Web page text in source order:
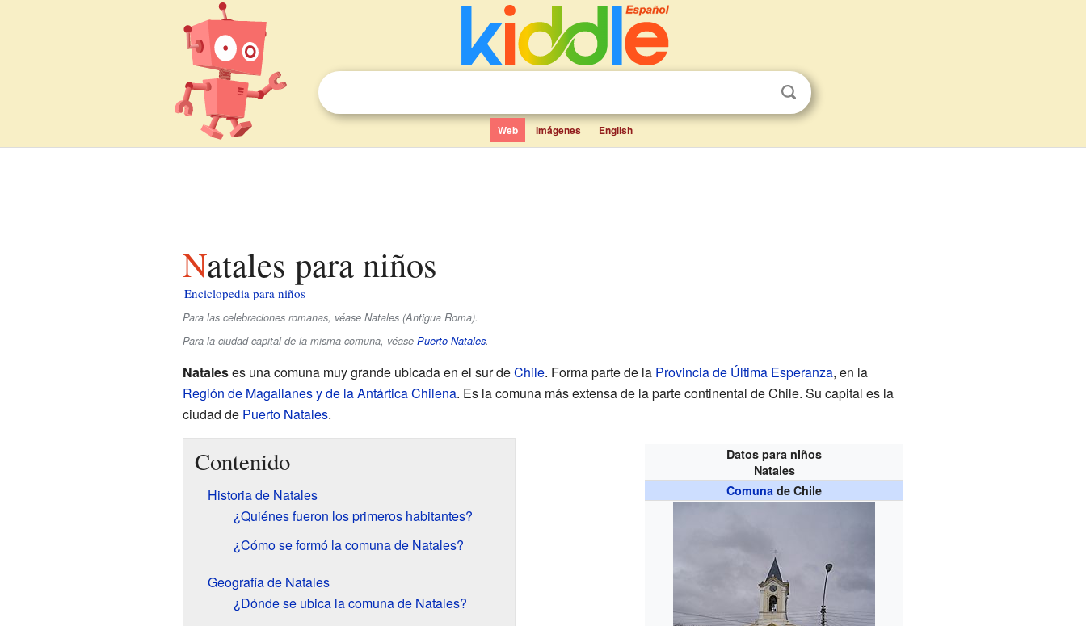
Web Imágenes English
Natales para niños
Enciclopedia para niños
Para las celebraciones romanas, véase Natales (Antigua Roma).
Para la ciudad capital de la misma comuna, véase Puerto Natales.
Nataleses una comuna muy grande ubicada en el sur deChile. Forma parte de la Provincia de Última Esperanza, en la
Región de Magallanes y de la Antártica Chilena. Es la comuna más extensa de la parte continental de Chile. Su capital es la
ciudad de Puerto Natales.
Datos para niños
Natales
Comuna de Chile
Contenido
Historia de Natales
¿Quiénes fueron los primeros habitantes?
¿Cómo se formó la comuna de Natales?
Geografía de Natales
¿Dónde se ubica la comuna de Natales?